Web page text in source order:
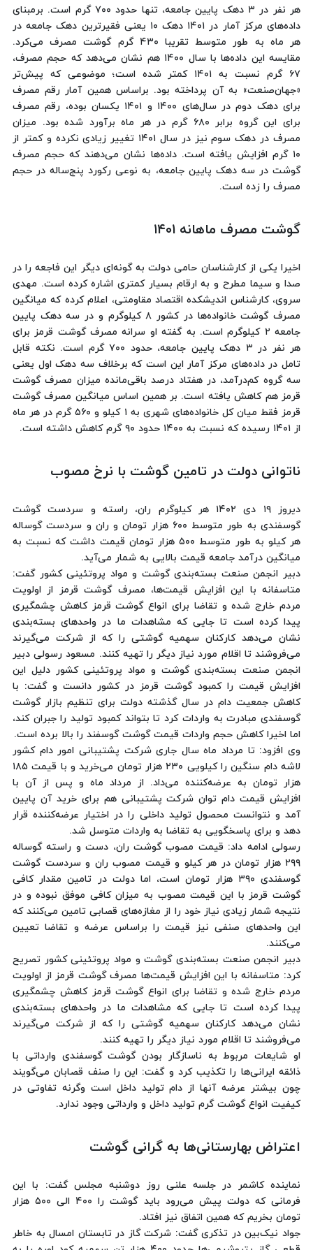
هر نفر در ۳ دهک پایین جامعه، تنها حدود ۷۰۰ گرم است. برمبنای
داده‌های مرکز آمار در ۱۴۰۱ دهک ۱۰ یعنی فقیرترین دهک جامعه در
هر ماه به طور متوسط تقریبا ۴۳۰ گرم گوشت مصرف می‌کرد.
مقایسه این داده‌ها با سال ۱۴۰۰ هم نشان می‌دهد که حجم مصرف،
۶۷ گرم نسبت به ۱۴۰۱ کمتر شده است؛ موضوعی که پیش‌تر
«جهان‌صنعت» به آن پرداخته بود. براساس همین آمار رقم مصرف
برای دهک دوم در سال‌های ۱۴۰۰ و ۱۴۰۱ یکسان بوده، رقم مصرف
برای این گروه برابر ۶۸۰ گرم در هر ماه برآورد شده بود. میزان
مصرف در دهک سوم نیز در سال ۱۴۰۱ تغییر زیادی نکرده و کمتر از
۱۰ گرم افزایش یافته است. داده‌ها نشان می‌دهند که حجم مصرف
گوشت در سه دهک پایین جامعه، به نوعی رکورد پنج‌ساله در حجم
مصرف را زده است.
گوشت مصرف ماهانه ۱۴۰۱
اخیرا یکی از کارشناسان حامی دولت به گونه‌ای دیگر این فاجعه را در
صدا و سیما مطرح و به ارقام بسیار کمتری اشاره کرده است. مهدی
سروی، کارشناس اندیشکده اقتصاد مقاومتی، اعلام کرده که میانگین
مصرف گوشت خانواده‌ها در کشور ۸ کیلوگرم و در سه دهک پایین
جامعه ۲ کیلوگرم است. به گفته او سرانه مصرف گوشت قرمز برای
هر نفر در ۳ دهک پایین جامعه، حدود ۷۰۰ گرم است. نکته قابل
تامل در داده‌های مرکز آمار این است که برخلاف سه دهک اول یعنی
سه گروه کم‌درآمد، در هفتاد درصد باقی‌مانده میزان مصرف گوشت
قرمز هم کاهش یافته است. بر همین اساس میانگین مصرف گوشت
قرمز فقط میان کل خانواده‌های شهری به ۱ کیلو و ۵۶۰ گرم در هر ماه
از ۱۴۰۱ رسیده که نسبت به ۱۴۰۰ حدود ۹۰ گرم کاهش داشته است.
ناتوانی دولت در تامین گوشت با نرخ مصوب
دیروز ۱۹ دی ۱۴۰۲ هر کیلوگرم ران، راسته و سردست گوشت
گوسفندی به طور متوسط ۶۰۰ هزار تومان و ران و سردست گوساله
هر کیلو به طور متوسط ۵۰۰ هزار تومان قیمت داشت که نسبت به
میانگین درآمد جامعه قیمت بالایی به شمار می‌آید.
دبیر انجمن صنعت بسته‌بندی گوشت و مواد پروتئینی کشور گفت:
متاسفانه با این افزایش قیمت‌ها، مصرف گوشت قرمز از اولویت
مردم خارج شده و تقاضا برای انواع گوشت قرمز کاهش چشمگیری
پیدا کرده است تا جایی که مشاهدات ما در واحدهای بسته‌بندی
نشان می‌دهد کارکنان سهمیه‌ گوشتی را که از شرکت می‌گیرند
می‌فروشند تا اقلام مورد نیاز دیگر را تهیه کنند. مسعود رسولی دبیر
انجمن صنعت بسته‌بندی گوشت و مواد پروتئینی کشور دلیل این
افزایش قیمت را کمبود گوشت قرمز در کشور دانست و گفت: با
کاهش جمعیت دام در سال گذشته دولت برای تنظیم بازار گوشت
گوسفندی مبادرت به واردات کرد تا بتواند کمبود تولید را جبران کند،
اما اخیرا کاهش حجم واردات قیمت گوشت گوسفند را بالا برده است.
وی افزود: تا مرداد ماه سال جاری شرکت پشتیبانی امور دام کشور
لاشه دام سنگین را کیلویی ۲۳۰ هزار تومان می‌خرید و با قیمت ۱۸۵
هزار تومان به عرضه‌کننده می‌داد. از مرداد ماه و پس از آن با
افزایش قیمت دام توان شرکت پشتیبانی هم برای خرید آن پایین
آمد و نتوانست محصول تولید داخلی را در اختیار عرضه‌کننده قرار
دهد و برای پاسخگویی به تقاضا به واردات متوسل شد.
رسولی ادامه داد: قیمت مصوب گوشت ران، دست و راسته گوساله
۲۹۹ هزار تومان در هر کیلو و قیمت مصوب ران و سردست گوشت
گوسفندی ۳۹۰ هزار تومان است، اما دولت در تامین مقدار کافی
گوشت قرمز با این قیمت مصوب به میزان کافی موفق نبوده و در
نتیجه شمار زیادی نیاز خود را از مغازه‌های قصابی تامین می‌کنند که
این واحدهای صنفی نیز قیمت را براساس عرضه و تقاضا تعیین
می‌کنند.
دبیر انجمن صنعت بسته‌بندی گوشت و مواد پروتئینی کشور تصریح
کرد: متاسفانه با این افزایش قیمت‌ها مصرف گوشت قرمز از اولویت
مردم خارج شده و تقاضا برای انواع گوشت قرمز کاهش چشمگیری
پیدا کرده است تا جایی که مشاهدات ما در واحدهای بسته‌بندی
نشان می‌دهد کارکنان سهمیه‌ گوشتی را که از شرکت می‌گیرند
می‌فروشند تا اقلام مورد نیاز دیگر را تهیه کنند.
او شایعات مربوط به ناسازگار بودن گوشت گوسفندی وارداتی با
ذائقه ایرانی‌ها را تکذیب کرد و گفت: این را صنف قصابان می‌گویند
چون بیشتر عرضه آنها از دام تولید داخل است وگرنه تفاوتی در
کیفیت انواع گوشت گرم تولید داخل و وارداتی وجود ندارد.
اعتراض بهارستانی‌ها به گرانی گوشت
نماینده کاشمر در جلسه علنی روز دوشنبه مجلس گفت: با این
فرمانی که دولت پیش می‌رود باید گوشت را ۴۰۰ الی ۵۰۰ هزار
تومان بخریم که همین اتفاق نیز افتاد.
جواد نیک‌بین در تذکری گفت: شرکت گاز در تابستان امسال به خاطر